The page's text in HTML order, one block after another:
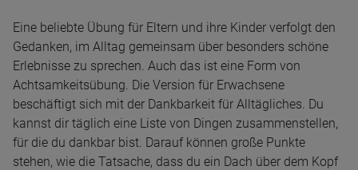
Eine beliebte Übung für Eltern und ihre Kinder verfolgt den
Gedanken, im Alltag gemeinsam über besonders schöne
Erlebnisse zu sprechen. Auch das ist eine Form von
Achtsamkeitsübung. Die Version für Erwachsene
beschäftigt sich mit der Dankbarkeit für Alltägliches. Du
kannst dir täglich eine Liste von Dingen zusammenstellen,
für die du dankbar bist. Darauf können große Punkte
stehen, wie die Tatsache, dass du ein Dach über dem Kopf